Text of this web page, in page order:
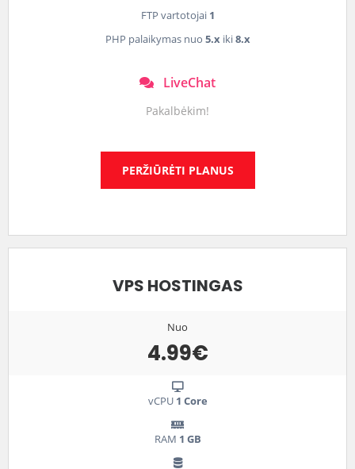
FTP vartotojai 1
PHP palaikymas nuo 5.xiki8.x
LiveChat
Pakalbėkim!
PERŽIŪRĖTI PLANUS
VPS HOSTINGAS
Nuo
4.99€
vCPU 1 Core
RAM 1 GB